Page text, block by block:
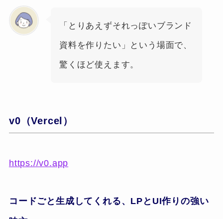
「とりあえずそれっぽいブランド
資料を作りたい」という場面で、
驚くほど使えます。
v0（Vercel）
https://v0.app
コードごと生成してくれる、LPとUI作りの強い